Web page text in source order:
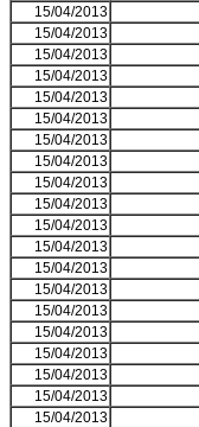
15/04/2013
15/04/2013
15/04/2013
15/04/2013
15/04/2013
15/04/2013
15/04/2013
15/04/2013
15/04/2013
15/04/2013
15/04/2013
15/04/2013
15/04/2013
15/04/2013
15/04/2013
15/04/2013
15/04/2013
15/04/2013
15/04/2013
15/04/2013